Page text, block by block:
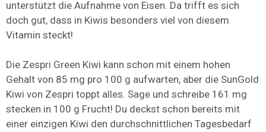
unterstützt die Aufnahme von Eisen. Da trifft es sich
doch gut, dass in Kiwis besonders viel von diesem
Vitamin steckt!
Die Zespri Green Kiwi kann schon mit einem hohen
Gehalt von 85 mg pro 100 g aufwarten, aber die SunGold
Kiwi von Zespri toppt alles. Sage und schreibe 161 mg
stecken in 100 g Frucht! Du deckst schon bereits mit
einer einzigen Kiwi den durchschnittlichen Tagesbedarf